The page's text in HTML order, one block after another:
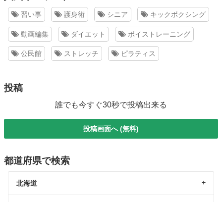
習い事 護身術 シニア キックボクシング
動画編集 ダイエット ボイストレーニング
公民館 ストレッチ ピラティス
投稿
誰でも今すぐ30秒で投稿出来る
投稿画面へ (無料)
都道府県で検索
北海道